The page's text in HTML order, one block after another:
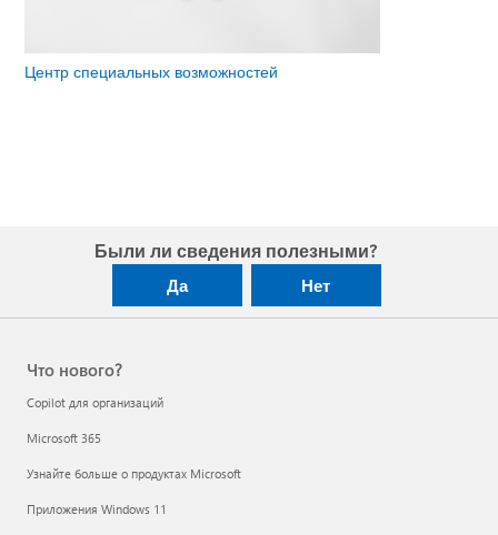
Центр специальных возможностей
Были ли сведения полезными?
Да Нет
Что нового?
Copilot для организаций
Microsoft 365
Узнайте больше о продуктах Microsoft
Приложения Windows 11